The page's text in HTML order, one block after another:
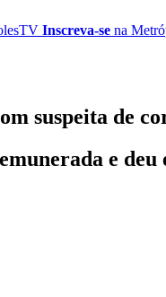
Inscreva-se na
suspeita de
e